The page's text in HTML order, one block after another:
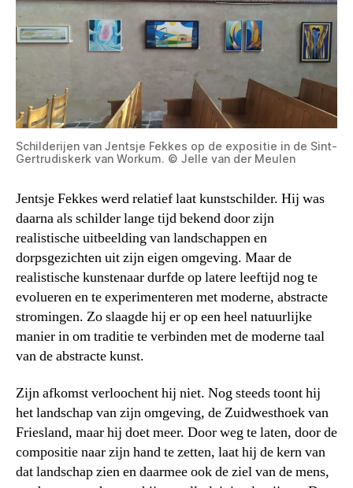
Schilderijen van Jentsje Fekkes op de expositie in de Sint-
Gertrudiskerk van Workum. © Jelle van der Meulen
Jentsje Fekkes werd relatief laat kunstschilder. Hij was
daarna als schilder lange tijd bekend door zijn
realistische uitbeelding van landschappen en
dorpsgezichten uit zijn eigen omgeving. Maar de
realistische kunstenaar durfde op latere leeftijd nog te
evolueren en te experimenteren met moderne, abstracte
stromingen. Zo slaagde hij er op een heel natuurlijke
manier in om traditie te verbinden met de moderne taal
van de abstracte kunst.
Zijn afkomst verloochent hij niet. Nog steeds toont hij
het landschap van zijn omgeving, de Zuidwesthoek van
Friesland, maar hij doet meer. Door weg te laten, door de
compositie naar zijn hand te zetten, laat hij de kern van
dat landschap zien en daarmee ook de ziel van de mens,